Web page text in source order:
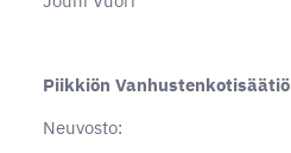
Piikkiön Vanhustenkotisäätiö
Neuvosto: